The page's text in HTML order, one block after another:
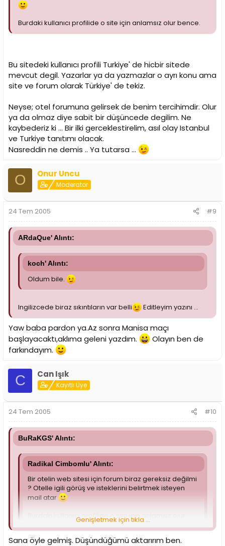
Burdaki kullanıcı profilide o site için anlamsız olur bence.
Bu sitedeki kullanıcı profili Turkiye' de hicbir sitede
mevcut degil. Yazarlar ya da yazmazlar o ayrı konu ama
site ve forum olarak Türkiye' de tekiz.
Neyse; otel forumuna gelirsek de benim tercihimdir. Olur
ya da olmaz diye sabit bir düşüncede degilim. Ne
kaybederiz ki ... Bir ilki gerceklestirelim, asıl olay Istanbul
ve Turkiye tanıtımı olacak.
Nasreddin ne demis .. Ya tutarsa ...
O Onur Uncu
Moderator
24 Tem 2005 #9
ARdaQue' Alıntı:
koch' Alıntı:
Oldum bile.
Ingilizcede biraz sıkıntıların var belli Editleyim yazını ...
Yaw baba pardon ya.Az sonra Manisa maçı
başlayacaktı,aklıma geleni yazdım.
Olayın ben de
farkındayım.
C Can Işık
Kayıtlı Üye
24 Tem 2005 #10
BuRaKGS' Alıntı:
Radikal Cimbomlu' Alıntı:
Bir otelin web sitesi için forum biraz gereksiz değilmi
? Otelle igili görüş ve isteklerini belirtmek isteyen
mail atar
Burdaki kullanıcı profilide o site için anlamsız olur
Genişletmek için tıkla ...
Genişletmek için tıkla ...
Sana öyle gelmiş. Düşündüğümü aktarırım ben.